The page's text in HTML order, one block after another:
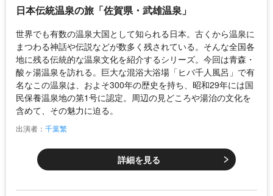
日本伝統温泉の旅「佐賀県・武雄温泉」
世界でも有数の温泉大国として知られる日本。古くから温泉に
まつわる神話や伝説などが数多く残されている。そんな全国各
地に残る伝統的な温泉文化を紹介するシリーズ。今回は青森・
酸ヶ湯温泉を訪れる。巨大な混浴大浴場「ヒバ千人風呂」で有
名なこの温泉は、およそ300年の歴史を持ち、昭和29年には国
民保養温泉地の第1号に認定。周辺の見どころや湯治の文化を
含めて、その魅力に迫る。
出演者： 千葉繁
詳細を見る